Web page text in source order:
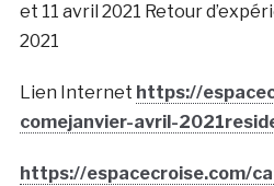
et 11 avril 2021 Retour
2021
Lien Internet https://
comejanvier-avril-
https://espacecroise.com/